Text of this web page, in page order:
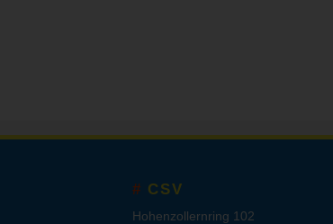
CSV
Hohenzollernring 102